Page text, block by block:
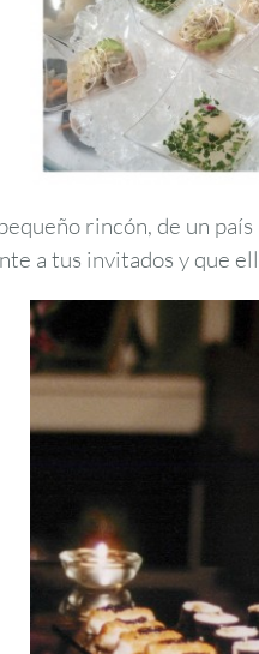
rincón, de un
a tus invitados y que